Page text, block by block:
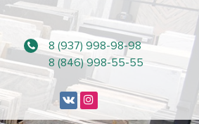
8 (937) 998-98-98
8 (846) 998-55-55